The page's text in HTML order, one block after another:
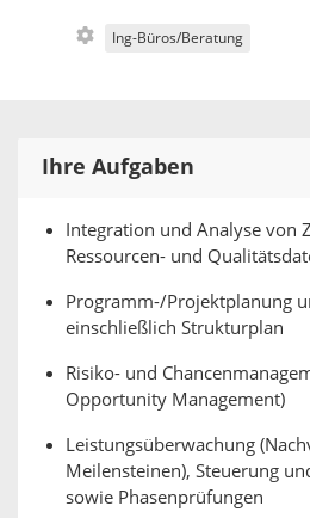
Ing-Büros/Beratung
Ihre Aufgaben
Integration und Analyse von
Ressourcen- und
Programm-/Projektplanung
einschließlich Strukturplan
Risiko- und
Opportunity Management)
Leistungsüberwachung
Meilensteinen), Steuerung
sowie Phasenprüfungen